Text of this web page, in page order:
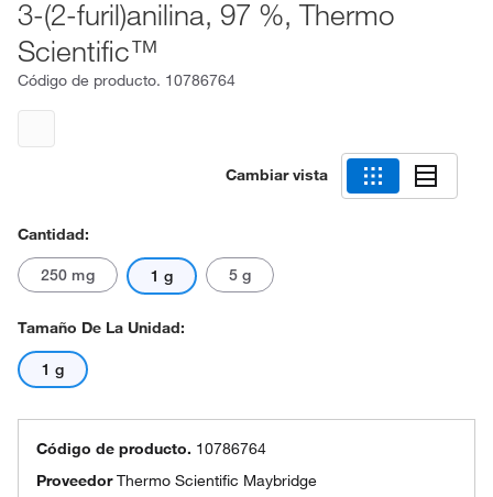
3-(2-furil)anilina, 97 %, Thermo
Scientific™
Código de producto. 10786764
Cambiar vista
Cantidad:
250 mg 1 g 5 g
Tamaño De La Unidad:
1 g
Código de producto. 10786764
ProveedorThermo Scientific Maybridge